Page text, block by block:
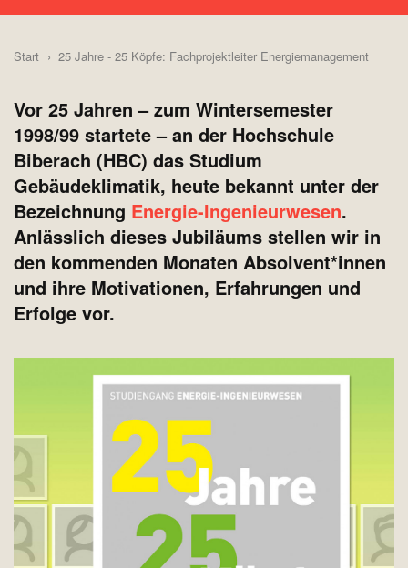
Start 25 Jahre - 25 Köpfe: Fachprojektleiter Energiemanagement
Vor 25 Jahren – zum Wintersemester
1998/99 startete – an der Hochschule
Biberach (HBC) das Studium
Gebäudeklimatik, heute bekannt unter der
Bezeichnung Energie-Ingenieurwesen.
Anlässlich dieses Jubiläums stellen wir in
den kommenden Monaten Absolvent*innen
und ihre Motivationen, Erfahrungen und
Erfolge vor.